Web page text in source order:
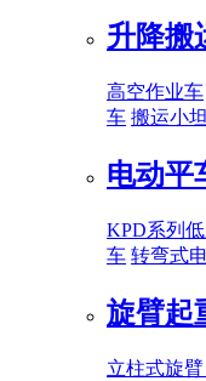
升降搬
高空作业车
车 搬运小
电动平
KPD系列
车 转弯式
旋臂起
立柱式旋臂